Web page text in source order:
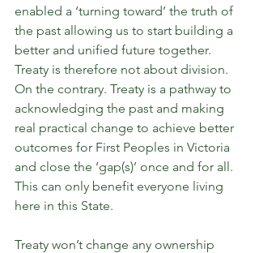
enabled a ‘turning toward’ the truth of
the past allowing us to start building a
better and unified future together.
Treaty is therefore not about division.
On the contrary. Treaty is a pathway to
acknowledging the past and making
real practical change to achieve better
outcomes for First Peoples in Victoria
and close the ‘gap(s)’ once and for all.
This can only benefit everyone living
here in this State.
Treaty won’t change any ownership